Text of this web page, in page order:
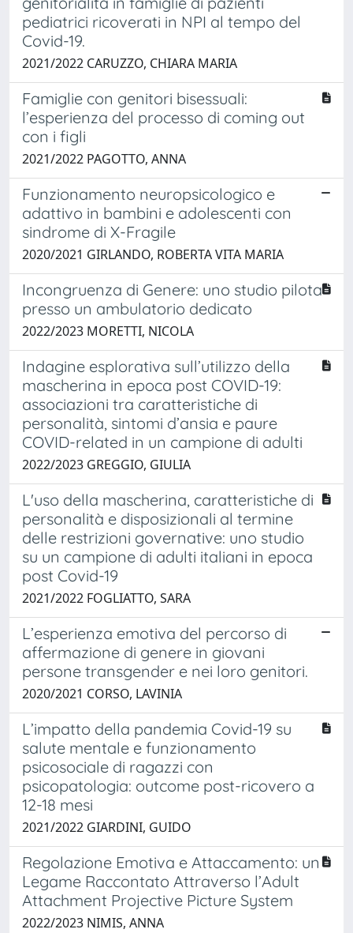
pediatrici ricoverati in NPI al tempo del
Covid-19.
2021/2022 CARUZZO, CHIARA MARIA
Famiglie con genitori bisessuali:
l’esperienza del processo di coming out
con i figli
2021/2022 PAGOTTO, ANNA
Funzionamento neuropsicologico e
adattivo in bambini e adolescenti con
sindrome di X-Fragile
2020/2021 GIRLANDO, ROBERTA VITA MARIA
Incongruenza di Genere: uno studio pilota
presso un ambulatorio dedicato
2022/2023 MORETTI, NICOLA
Indagine esplorativa sull’utilizzo della
mascherina in epoca post COVID-19:
associazioni tra caratteristiche di
personalità, sintomi d’ansia e paure
COVID-related in un campione di adulti
2022/2023 GREGGIO, GIULIA
L'uso della mascherina, caratteristiche di
personalità e disposizionali al termine
delle restrizioni governative: uno studio
su un campione di adulti italiani in epoca
post Covid-19
2021/2022 FOGLIATTO, SARA
L’esperienza emotiva del percorso di
affermazione di genere in giovani
persone transgender e nei loro genitori.
2020/2021 CORSO, LAVINIA
L’impatto della pandemia Covid-19 su
salute mentale e funzionamento
psicosociale di ragazzi con
psicopatologia: outcome post-ricovero a
12-18 mesi
2021/2022 GIARDINI, GUIDO
Regolazione Emotiva e Attaccamento: un
Legame Raccontato Attraverso l’Adult
Attachment Projective Picture System
2022/2023 NIMIS, ANNA